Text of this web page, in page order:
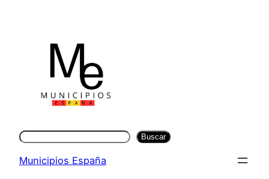
contenido
Buscar Buscar
Municipios España